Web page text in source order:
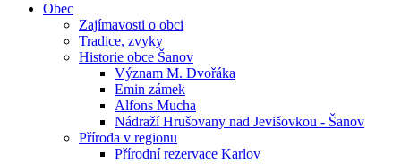
Obec
Zajímavosti o obci
Tradice, zvyky
Historie obce Šanov
Význam M. Dvořáka
Emin zámek
Alfons Mucha
Nádraží Hrušovany nad Jevišovkou - Šanov
Příroda v regionu
Přírodní rezervace Karlov